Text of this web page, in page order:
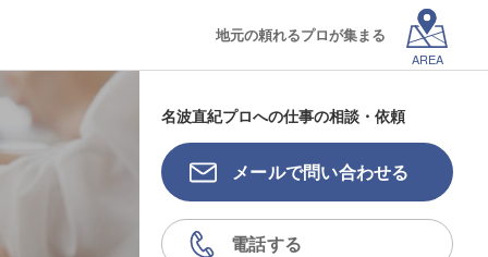
地元の頼れるプロが集まる
AREA
名波直紀プロへの仕事の相談・依頼
メールで問い合わせる
電話する